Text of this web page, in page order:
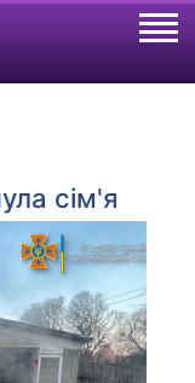
сім'я